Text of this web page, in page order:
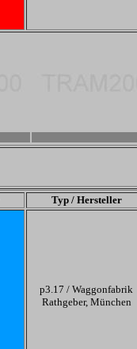
Typ / Hersteller
p3.17 / Waggonfabrik
Rathgeber, München